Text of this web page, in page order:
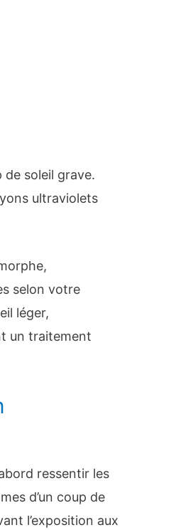
de soleil grave.
ultraviolets
selon votre
léger,
un traitement
ressentir les
d’un coup de
l’exposition aux